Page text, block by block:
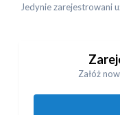
Jedynie zarejestrowani
Załóż